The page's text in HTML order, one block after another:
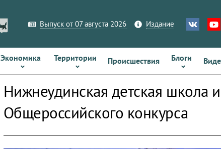
Выпуск от 07 августа 2026 Издание
Экономика Территории Происшествия Блоги
Нижнеудинская детская школа
Общероссийского конкурса